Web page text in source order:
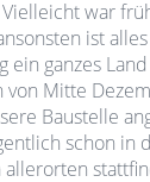
war
ist
ein ganzes
Mitte
Baustelle
schon